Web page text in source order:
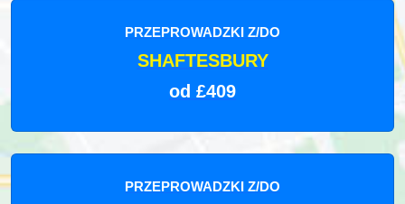
PRZEPROWADZKI Z/DO
SHAFTESBURY
od £409
PRZEPROWADZKI Z/DO